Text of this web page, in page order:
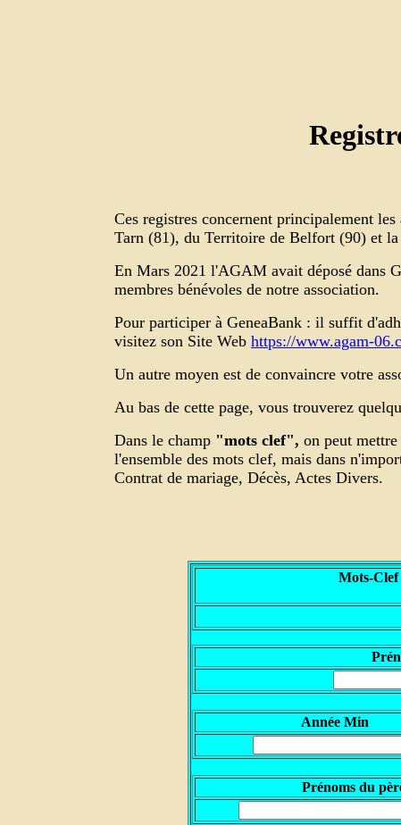
Ces registres concernent principalement
Tarn (81), du Territoire de Belfort (90) et la
En Mars 2021 l'AGAM avait déposé dans
membres bénévoles de notre association.
Pour participer à GeneaBank : il suffit
visitez son Site Web https://www.agam-
Un autre moyen est de convaincre votre
Au bas de cette page, vous trouverez
Dans le champ "mots clef", on peut
l'ensemble des mots clef, mais dans
Contrat de mariage, Décès, Actes Divers.
Mots-Clef
P
Année Min
Prénoms du